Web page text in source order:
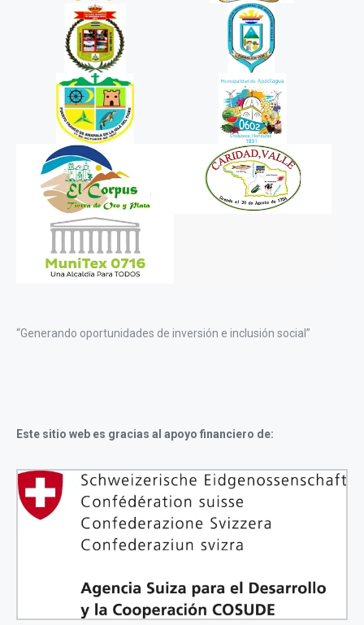
“Generando oportunidades de inversión e inclusión social”
Este sitio web es gracias al apoyo financiero de: